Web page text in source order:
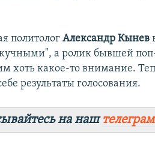
политологАлександр Кынев
а ролик бывшей
хоть какое-то внимание.
результаты голосования.
на наш